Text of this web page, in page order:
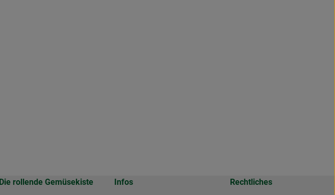
Die rollende Gemüsekiste Infos Rechtliches